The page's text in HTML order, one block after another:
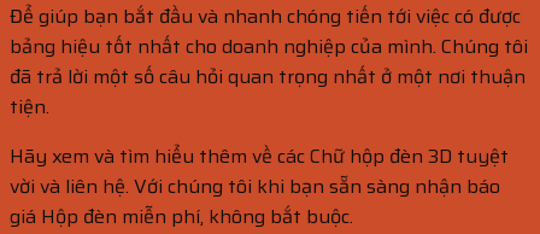
Để giúp bạn bắt đầu và nhanh chóng tiến tới việc có được
bảng hiệu tốt nhất cho doanh nghiệp của mình. Chúng tôi
đã trả lời một số câu hỏi quan trọng nhất ở một nơi thuận
tiện.
Hãy xem và tìm hiểu thêm về các Chữ hộp đèn 3D tuyệt
vời và liên hệ. Với chúng tôi khi bạn sẵn sàng nhận báo
giá Hộp đèn miễn phí, không bắt buộc.